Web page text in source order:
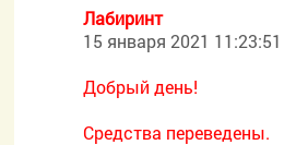
Лабиринт
15 января 2021 11:23:51
Добрый день!
Средства переведены.